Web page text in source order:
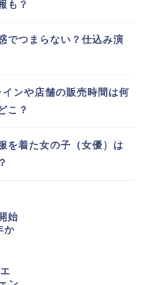
も？
でつまらない？仕込み演
ンや店舗の販売時間は何
こ？
を着た女の子（女優）は
始
か